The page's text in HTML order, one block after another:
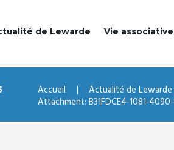
de Lewarde Vie associative
Accueil Actualité de Lewarde
Attachment: B31FDCE4-1081-4090-